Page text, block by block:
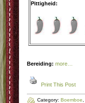
Pittigheid:
Bereiding: more…
Print This Post
Category: Boemboe